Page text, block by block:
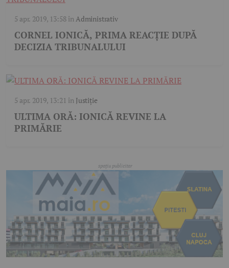
5 apr. 2019, 13:58înAdministrativ
CORNEL IONICĂ, PRIMA REACȚIE DUPĂ
DECIZIA TRIBUNALULUI
5 apr. 2019, 13:21 în Justiție
ULTIMA ORĂ: IONICĂ REVINE LA
PRIMĂRIE